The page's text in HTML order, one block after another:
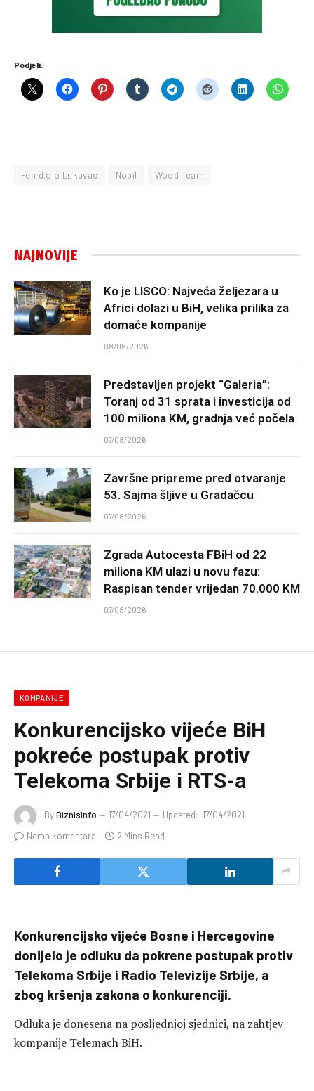
Podjeli:
Fen d.o.o Lukavac Nobil Wood Team
NAJNOVIJE
Ko je LISCO: Najveća željezara u
Africi dolazi u BiH, velika prilika za
domaće kompanije
08/08/2026
Predstavljen projekt “Galeria”:
Toranj od 31 sprata i investicija od
100 miliona KM, gradnja već počela
07/08/2026
Završne pripreme pred otvaranje
53. Sajma šljive u Gradačcu
07/08/2026
Zgrada Autocesta FBiH od 22
miliona KM ulazi u novu fazu:
Raspisan tender vrijedan 70.000 KM
07/08/2026
KOMPANIJE
Konkurencijsko vijeće BiH
pokreće postupak protiv
Telekoma Srbije i RTS-a
ByBiznisInfo 17/04/2021 Updated: 17/04/2021
Nema komentara
2 Mins Read
Konkurencijsko vijeće Bosne i Hercegovine
donijelo je odluku da pokrene postupak protiv
Telekoma Srbije i Radio Televizije Srbije, a
zbog kršenja zakona o konkurenciji.
Odluka je donesena na posljednjoj sjednici, na zahtjev
kompanije Telemach BiH.